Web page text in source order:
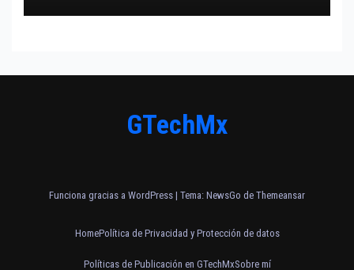
GTechMx
Funciona gracias a WordPress | Tema: NewsGo de Themeansar
HomePolítica de Privacidad y Protección de datos
Políticas de Publicación en GTechMxSobre mí